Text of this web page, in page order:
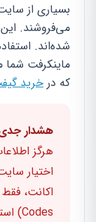
بسیاری از
می‌فروشند.
شده‌اند.
ماینکرفت
که در خرید
هشدار
هرگز
اختیار
Codes) استفاده کنید.